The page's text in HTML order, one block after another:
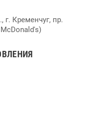
г. Кременчуг, пр.